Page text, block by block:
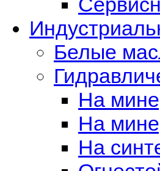
Белые
На
На
На